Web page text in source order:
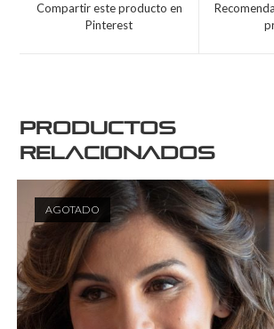
Compartir este producto en
Pinterest
Productos
relacionados
AGOTADO